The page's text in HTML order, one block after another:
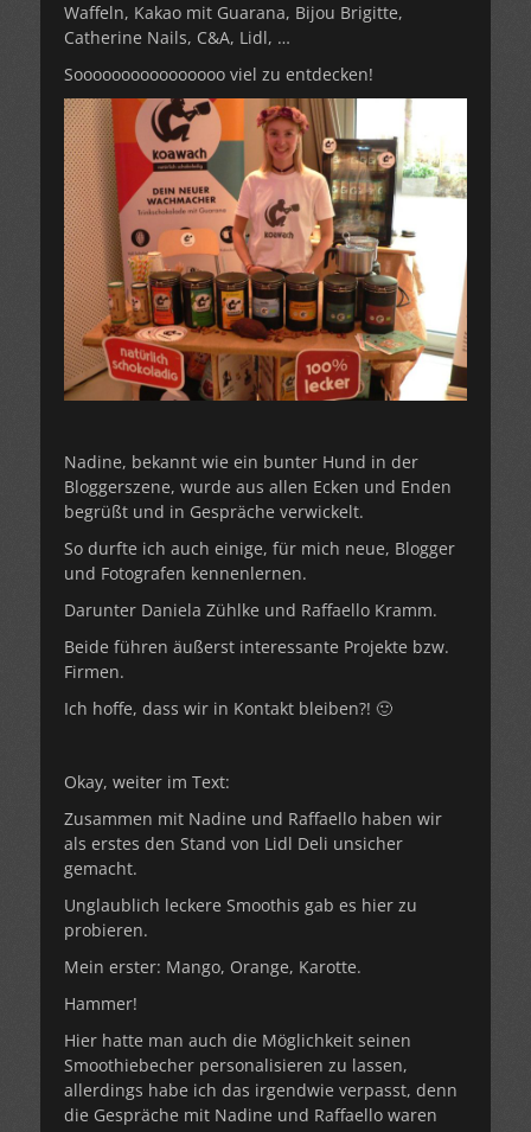
Waffeln, Kakao mit Guarana, Bijou Brigitte,
Catherine Nails, C&A, Lidl, …
Soooooooooooooooo viel zu entdecken!
Nadine, bekannt wie ein bunter Hund in der
Bloggerszene, wurde aus allen Ecken und Enden
begrüßt und in Gespräche verwickelt.
So durfte ich auch einige, für mich neue, Blogger
und Fotografen kennenlernen.
Darunter Daniela Zühlke und Raffaello Kramm.
Beide führen äußerst interessante Projekte bzw.
Firmen.
Ich hoffe, dass wir in Kontakt bleiben?! 🙂
Okay, weiter im Text:
Zusammen mit Nadine und Raffaello haben wir
als erstes den Stand von Lidl Deli unsicher
gemacht.
Unglaublich leckere Smoothis gab es hier zu
probieren.
Mein erster: Mango, Orange, Karotte.
Hammer!
Hier hatte man auch die Möglichkeit seinen
Smoothiebecher personalisieren zu lassen,
allerdings habe ich das irgendwie verpasst, denn
die Gespräche mit Nadine und Raffaello waren